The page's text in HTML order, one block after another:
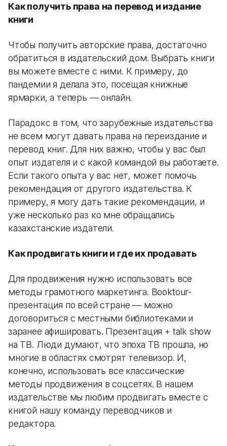
Как получить права на перевод и издание
книги
Чтобы получить авторские права, достаточно
обратиться в издательский дом. Выбрать книги
вы можете вместе с ними. К примеру, до
пандемии я делала это, посещая книжные
ярмарки, а теперь — онлайн.
Парадокс в том, что зарубежные издательства
не всем могут давать права на переиздание и
перевод книг. Для них важно, чтобы у вас был
опыт издателя и с какой командой вы работаете.
Если такого опыта у вас нет, может помочь
рекомендация от другого издательства. К
примеру, я могу дать такие рекомендации, и
уже несколько раз ко мне обращались
казахстанские издатели.
Как продвигать книги и где их продавать
Для продвижения нужно использовать все
методы грамотного маркетинга. Booktour-
презентация по всей стране — можно
договориться с местными библиотеками и
заранее афишировать. Презентация + talk show
на ТВ. Люди думают, что эпоха ТВ прошла, но
многие в областях смотрят телевизор. И,
конечно, использовать все классические
методы продвижения в соцсетях. В нашем
издательстве мы любим продвигать вместе с
книгой нашу команду переводчиков и
редактора.